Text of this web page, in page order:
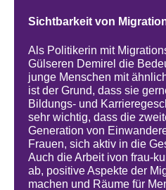
Sichtbarkeit von
Als Politikerin mit
Gülseren Demirel die
junge Menschen mit
ist der Grund, dass sie
Bildungs- und
sehr wichtig, dass die
Generation von
Frauen, sich aktiv in die
Auch die Arbeit ivon frau-
ab, positive Aspekte der
machen und Räume für